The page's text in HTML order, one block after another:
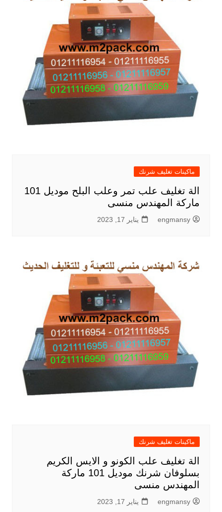
ماكينات تغليف شرنك
الة تغليف علب تمر وعلب البلح موديل 101
ماركة المهندس منسى
engmansy يناير 17, 2023
ماكينات تغليف شرنك
الة تغليف علب الكونو و الايس الكريم
بسلوفان شرنك موديل 101 ماركة
المهندس منسى
engmansy يناير 17, 2023